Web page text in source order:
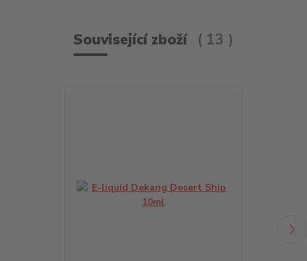
Související zboží 13